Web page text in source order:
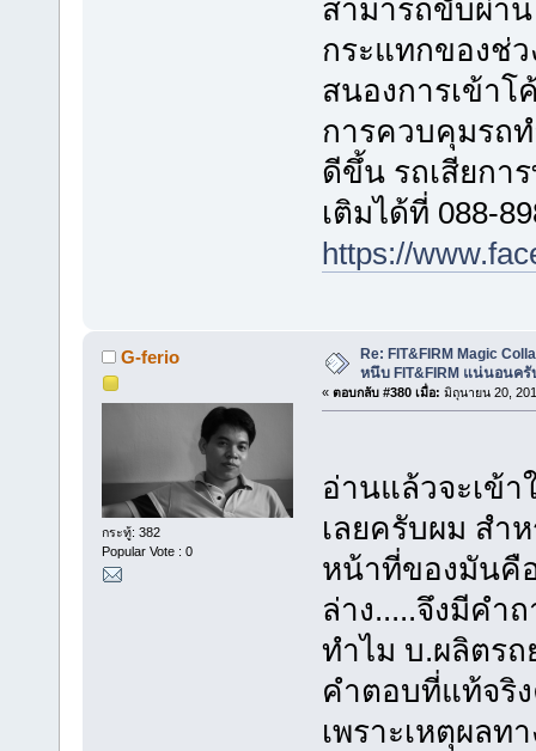
สามารถขับผ่า
กระแทกของช่
สนองการเข้า
การควบคุมรถ
ดีขึ้น รถเสียกา
เติมได้ที่ 088-
https://
G-ferio
กระทู้: 382
Popular Vote : 0
Re: FIT&FIRM Magic
หนึบ FIT&FIRM แน่นอนครั
« ตอบกลับ #380 เมื่อ: มิถุนายน 20,
อ่านแล้วจะเข้
เลยครับผม สำ
หน้าที่ของมันคื
ล่าง.....จึงมีคำ
ทำไม บ.ผลิตร
คำตอบที่แท้จริ
เพราะเหตุผลท